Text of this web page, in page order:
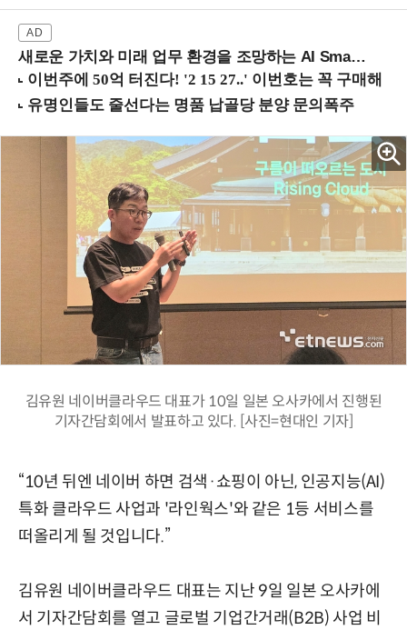
새로운 가치와 미래 업무 환경을 조망하는 AI Smart Work Summit 2026 (9/11 코엑스)
김유원 네이버클라우드 대표가 10일 일본 오사카에서 진행된
기자간담회에서 발표하고 있다. [사진=현대인 기자]
“10년 뒤엔 네이버 하면 검색·쇼핑이 아닌, 인공지능(AI)
특화 클라우드 사업과 '라인웍스'와 같은 1등 서비스를
떠올리게 될 것입니다.”
김유원 네이버클라우드 대표는 지난 9일 일본 오사카에
서 기자간담회를 열고 글로벌 기업간거래(B2B) 사업 비